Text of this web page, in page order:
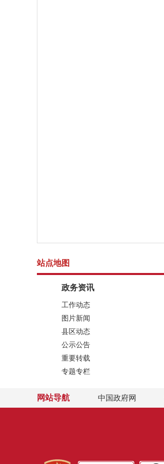
站点地图
政务资讯
工作动态
图片新闻
县区动态
公示公告
重要转载
专题专栏
网站导航 中国政府网